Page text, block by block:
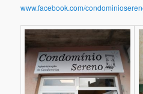
www.facebook.com/